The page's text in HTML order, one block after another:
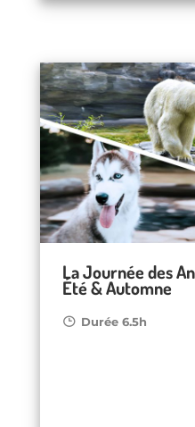
La Journée des
Été & Automne
Durée 6.5h